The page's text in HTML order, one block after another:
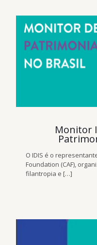
Monitor
O IDIS é o
Foundation (CAF),
filantropia e […]